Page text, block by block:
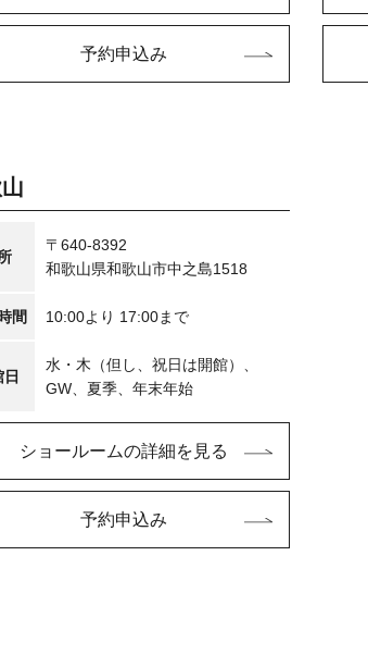
予約申込み
〒640-8392
和歌山県和歌山市中之島1518
間 10:00より 17:00まで
水・木（但し、祝日は開館）、
GW、夏季、年末年始
ショールームの詳細を見る
予約申込み